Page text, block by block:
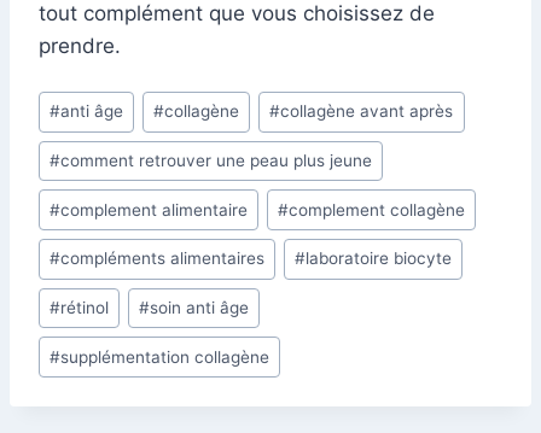
tout complément que vous choisissez de
prendre.
Post
Tags:
#anti âge #collagène #collagène avant après
#comment retrouver une peau plus jeune
#complement alimentaire #complement collagène
#compléments alimentaires #laboratoire biocyte
#rétinol #soin anti âge
#supplémentation collagène